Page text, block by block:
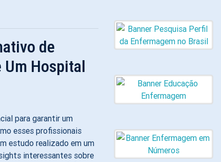
de
Um Hospital
para garantir um
esses profissionais
estudo realizado em um
interessantes sobre